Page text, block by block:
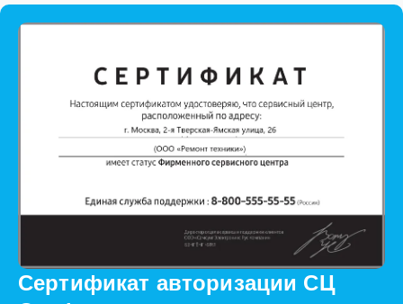
Сертификат авторизации СЦ